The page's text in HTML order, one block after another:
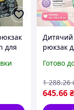
для
рюкзак
для
середніх
Готово
645.66₴
1 288.26